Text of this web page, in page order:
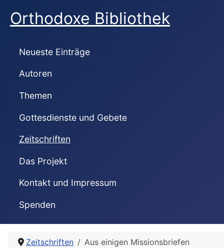
Orthodoxe Bibliothek
Neueste Einträge
Autoren
Themen
Gottesdienste und Gebete
Zeitschriften
Das Projekt
Kontakt und Impressum
Spenden
Zeitschriften Aus einigen Missionsbriefen